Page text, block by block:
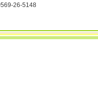
26-5148